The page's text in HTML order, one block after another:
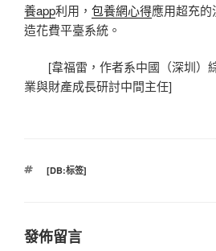
養app利用， 包養網心得應用超充
造花費平臺系統。
[韋福雷， 作者系中國（深圳）
業與財產成長研討中間主任]
標
[DB:标签]
發佈留言